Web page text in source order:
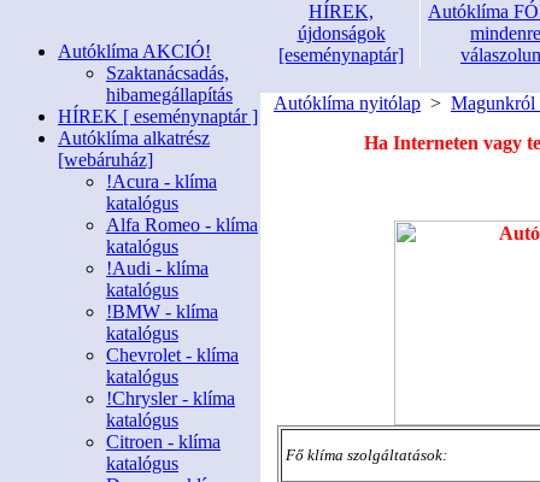
Autóklíma AKCIÓ!
Szaktanácsadás,
hibamegállapítás
HÍREK [ eseménynaptár ]
Autóklíma alkatrész
[webáruház]
!Acura - klíma
katalógus
Alfa Romeo - klíma
katalógus
!Audi - klíma
katalógus
!BMW - klíma
katalógus
Chevrolet - klíma
katalógus
!Chrysler - klíma
katalógus
Citroen - klíma
katalógus
HÍREK,
újdonságok
[eseménynaptár]
Autóklíma
mindenre
Autóklíma nyitólap >
Ha Interneten vagy
Fő klíma szolgáltatások: